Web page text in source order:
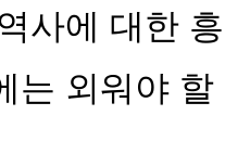
사에 대한
는 외워야